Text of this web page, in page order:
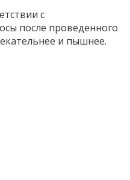
с
после проведенного
и пышнее.